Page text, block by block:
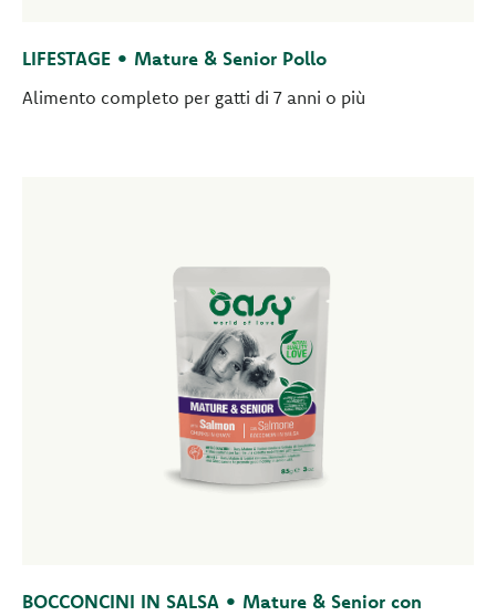
LIFESTAGE • Mature & Senior Pollo
Alimento completo per gatti di 7 anni o più
BOCCONCINI IN SALSA • Mature & Senior con